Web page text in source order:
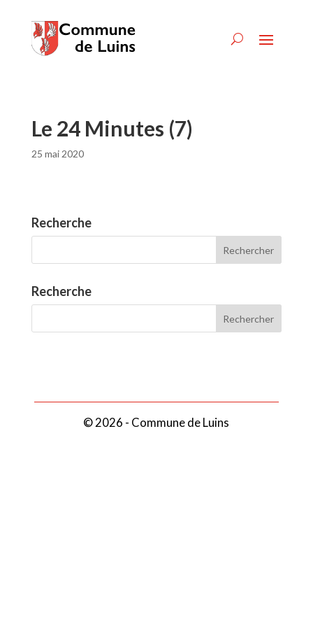
Le 24 Minutes (7)
25 mai 2020
Recherche
Recherche
© 2026 - Commune de Luins